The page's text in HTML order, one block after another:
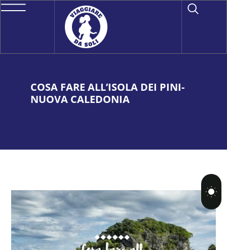
COSA FARE ALL’ISOLA DEI PINI-
NUOVA CALEDONIA